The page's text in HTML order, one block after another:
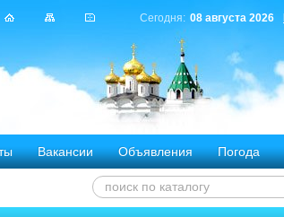
Сегодня: 08 августа 2026
Вакансии Объявления Погода